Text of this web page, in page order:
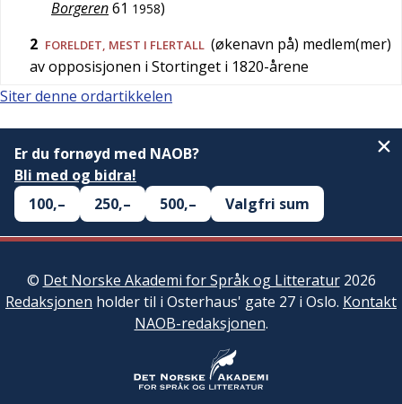
Borgeren61 1958)
2 FORELDET, MEST I FLERTALL (økenavn på) medlem(mer)
av opposisjonen i Stortinget i 1820-årene
Siter denne ordartikkelen
Er du fornøyd med NAOB?
Bli med og bidra!
100,–
250,– 500,– Valgfri sum
© Det Norske Akademi for Språk og Litteratur2026
Redaksjonen holder til i Osterhaus' gate 27 i Oslo. Kontakt
NAOB-redaksjonen.